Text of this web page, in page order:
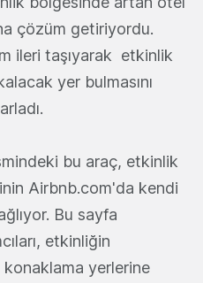
çözüm getiriyordu.
ileri taşıyarak etkinlik
yer bulmasını
bu araç, etkinlik
Airbnb.com'da kendi
Bu sayfa
etkinliğin
konaklama yerlerine